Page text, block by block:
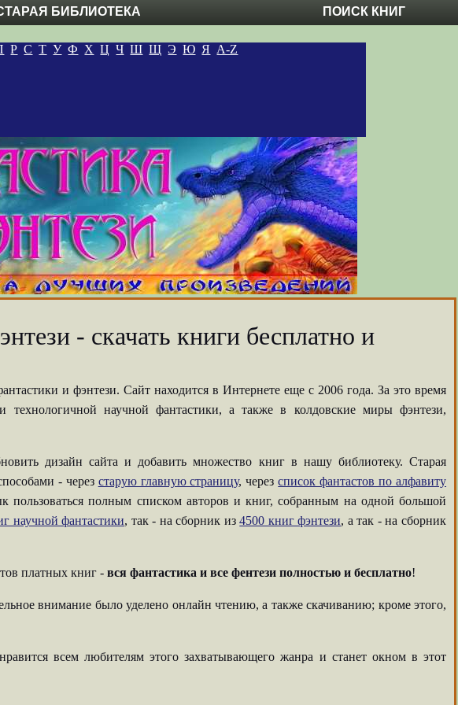
БИБЛИОТЕКА ПОИСК КНИГ
Р С Т У Ф Х Ц Ч Ш Щ Э Ю Я A-Z
- скачать книги бесплатно и
и фэнтези. Сайт находится в Интернете еще с 2006 года. За это время
научной фантастики, а также в колдовские миры фэнтези,
дизайн сайта и добавить множество книг в нашу библиотеку. Старая
- через старую главную страницу, черезсписок фантастов по алфавиту
пользоваться полным списком авторов и книг, собранным на одной большой
научной фантастики, так - на сборник из4500 книг фэнтези, а так - на сборник
платных книг - вся фантастика и все фентези полностью и бесплатно!
внимание было уделено онлайн чтению, а также скачиванию; кроме этого,
всем любителям этого захватывающего жанра и станет окном в этот